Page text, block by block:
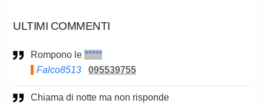
ULTIMI COMMENTI
Rompono le *****
Falco8513
095539755
Chiama di notte ma non risponde